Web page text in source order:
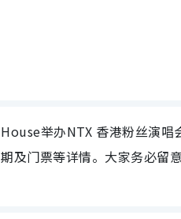
举办NTX 香港粉丝演唱
及门票等详情。大家务必留